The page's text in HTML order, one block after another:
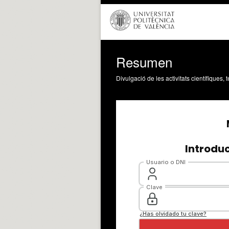
Resumen
Divulgació de les activitats científiques,